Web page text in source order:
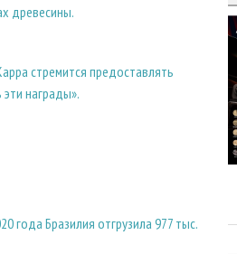
древесины.
стремится предоставлять
награды».
года Бразилия отгрузила 977 тыс.